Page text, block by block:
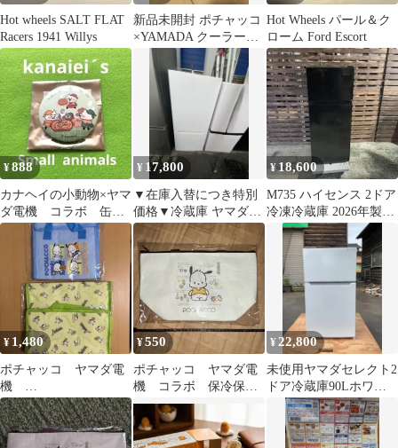
Hot wheels SALT FLAT
Racers 1941 Willys
新品未開封 ポチャッコ
×YAMADA クーラーバ
ッグ 保冷バッグ 非売品
サンリオ
Hot Wheels パール＆ク
ローム Ford Escort
¥888
カナヘイの小動物×ヤマ
ダ電機 コラボ 缶ミ
ラー ネコ 新品未使
¥ 17,800
▼在庫入替につき特別
価格▼冷蔵庫 ヤマダ
2023年 117L YRZ-C12L
¥18,600
M735 ハイセンス 2ドア
冷凍冷蔵庫 2026年製
HR-K12HB
¥ 1,480
ポチャッコ ヤマダ電
機
POCHACCO×YAMADA
クーラーバッグ 2種
¥550
ポチャッコ ヤマダ電
機 コラボ 保冷保温
バッグ サンリオ
¥ 22,800
未使用ヤマダセレクト2
ドア冷蔵庫90Lホワイ
トYRZ-C09H1 2023年購